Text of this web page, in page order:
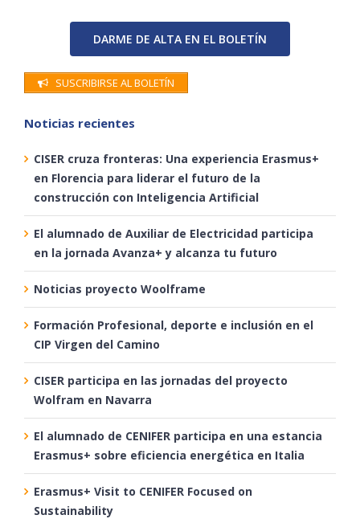
DARME DE ALTA EN EL BOLETÍN
SUSCRIBIRSE AL BOLETÍN
Noticias recientes
CISER cruza fronteras: Una experiencia Erasmus+
en Florencia para liderar el futuro de la
construcción con Inteligencia Artificial
El alumnado de Auxiliar de Electricidad participa
en la jornada Avanza+ y alcanza tu futuro
Noticias proyecto Woolframe
Formación Profesional, deporte e inclusión en el
CIP Virgen del Camino
CISER participa en las jornadas del proyecto
Wolfram en Navarra
El alumnado de CENIFER participa en una estancia
Erasmus+ sobre eficiencia energética en Italia
Erasmus+ Visit to CENIFER Focused on
Sustainability